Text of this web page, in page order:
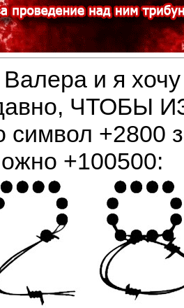
и я
давно,
символ +2800
+100500: